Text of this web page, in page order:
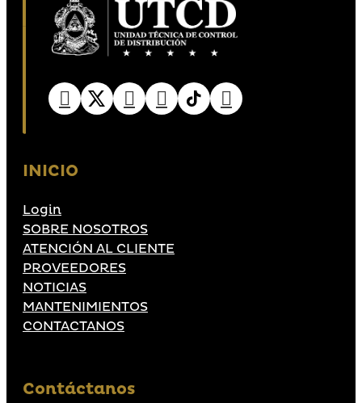
INICIO
Login
SOBRE NOSOTROS
ATENCIÓN AL CLIENTE
PROVEEDORES
NOTICIAS
MANTENIMIENTOS
CONTACTANOS
Contáctanos